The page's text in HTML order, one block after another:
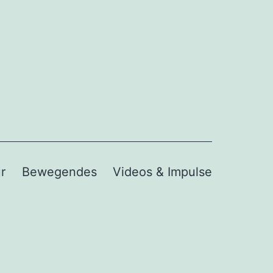
Bewegendes Videos & Impulse